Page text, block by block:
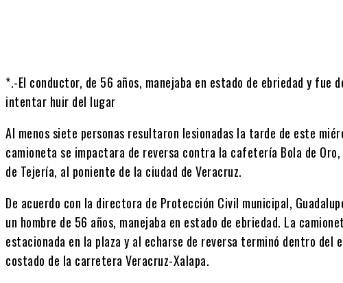
*.-El conductor, de 56 años, manejaba en estado de ebriedad y fue
intentar huir del lugar
Al menos siete personas resultaron lesionadas la tarde de este
camioneta se impactara de reversa contra la cafetería Bola de Oro
de Tejería, al poniente de la ciudad de Veracruz.
De acuerdo con la directora de Protección Civil municipal,
un hombre de 56 años, manejaba en estado de ebriedad. La
estacionada en la plaza y al echarse de reversa terminó dentro del
costado de la carretera Veracruz-Xalapa.